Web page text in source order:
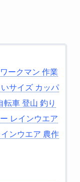
ークマン 作業
サイズ カッパ
転車 登山 釣り
レインウエア
ンウエア 農作